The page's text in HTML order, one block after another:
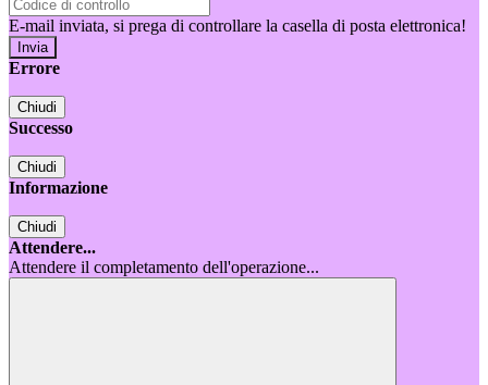
E-mail inviata, si prega di controllare la casella di posta elettronica!
Errore
Chiudi
Successo
Chiudi
Informazione
Chiudi
Attendere...
Attendere il completamento dell'operazione...